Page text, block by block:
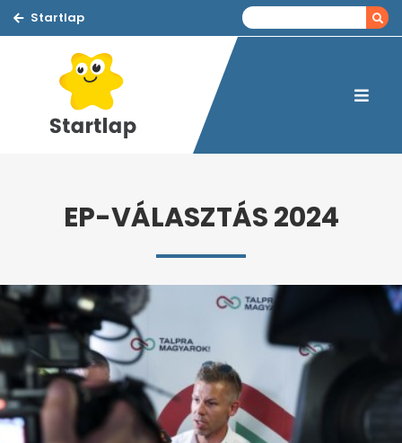
Startlap
EP-VÁLASZTÁS 2024